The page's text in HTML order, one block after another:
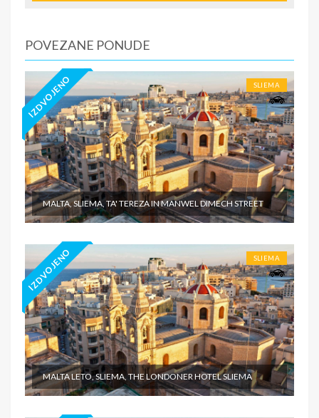
Tiara Holidaysje da putnik poseduje navedeno
POVEZANE PONUDE
IZDVOJENO SLIEMA
MALTA, SLIEMA, TA' TEREZA IN MANWEL DIMECH STREET
IZDVOJENO SLIEMA
MALTA LETO, SLIEMA, THE LONDONER HOTEL SLIEMA